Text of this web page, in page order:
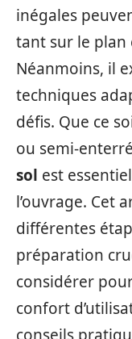
inégales
tant sur le plan
Néanmoins, il
techniques
défis. Que ce
ou semi-
sol est
l’ouvrage. Cet
différentes
préparation
considérer
confort